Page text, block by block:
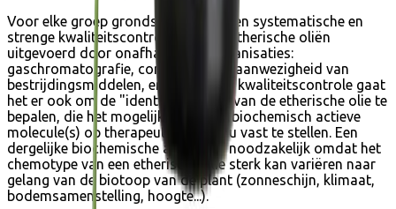
Voor elke groep grondstoffen worden systematische en
strenge kwaliteitscontroles van de etherische oliën
uitgevoerd door onafhankelijke organisaties:
gaschromatografie, controle op de aanwezigheid van
bestrijdingsmiddelen, enz. Naast de kwaliteitscontrole gaat
het er ook om de "identiteitskaart" van de etherische olie te
bepalen, die het mogelijk maakt de biochemisch actieve
molecule(s) op therapeutisch niveau vast te stellen. Een
dergelijke biochemische analyse is noodzakelijk omdat het
chemotype van een etherische olie sterk kan variëren naar
gelang van de biotoop van de plant (zonneschijn, klimaat,
bodemsamenstelling, hoogte...).